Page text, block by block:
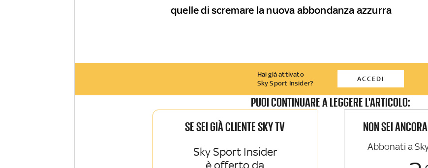
quelle di scremare la nuova abbondanza azzurra
Hai già attivato
Sky Sport Insider?
ACCEDI
PUOI CONTINUARE A LEGGERE L'ARTICOLO:
SE SEI GIÀ CLIENTE SKY TV
Sky Sport Insider
è offerto da
NON SEI
Abbonati a